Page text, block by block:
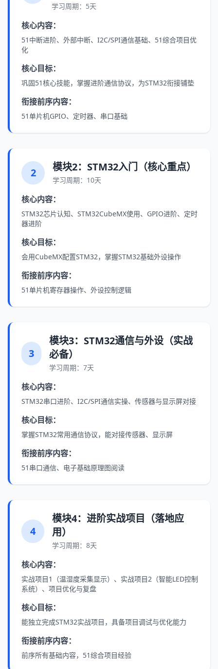
学习周期：5天
核心内容：
51中断进阶、外部中断、I2C/SPI通信基础、51综合项目优
化
核心目标：
巩固51核心技能，掌握进阶通信协议，为STM32衔接铺垫
衔接前序内容：
51单片机GPIO、定时器、串口基础
2 模块2：STM32入门（核心重点）
学习周期：10天
核心内容：
STM32芯片认知、STM32CubeMX使用、GPIO进阶、定时
器进阶
核心目标：
会用CubeMX配置STM32，掌握STM32基础外设操作
衔接前序内容：
51单片机寄存器操作、外设控制逻辑
3
模块3：STM32通信与外设（实战
必备）
学习周期：7天
核心内容：
STM32串口进阶、I2C/SPI通信实操、传感器与显示屏对接
核心目标：
掌握STM32常用通信协议，能对接传感器、显示屏
衔接前序内容：
51串口通信、电子基础原理图阅读
4
模块4：进阶实战项目（落地应
用）
学习周期：8天
核心内容：
实战项目1（温湿度采集显示）、实战项目2（智能LED控制
系统）、项目优化与复盘
核心目标：
能独立完成STM32实战项目，具备项目调试与优化能力
衔接前序内容：
前序所有基础内容，51综合项目经验